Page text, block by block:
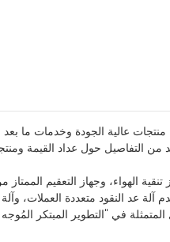
عالية الجودة وخدمات ما بعد
التفاصيل حول عداد القيمة
الهواء، وجهاز التعقيم
آلة عد النقود متعددة العملات،
في "التطوير المبتكر